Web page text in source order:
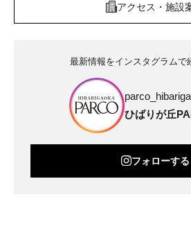
アクセス・施設
最新情報をインスタグラムで
ひばりが丘
フォローする